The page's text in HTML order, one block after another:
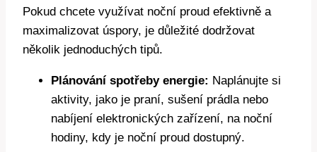
Pokud chcete využívat noční proud efektivně a
maximalizovat úspory, je důležité dodržovat
několik jednoduchých tipů.
Plánování spotřeby energie: Naplánujte si
aktivity, jako je praní, sušení prádla nebo
nabíjení elektronických zařízení, na noční
hodiny, kdy je noční proud dostupný.